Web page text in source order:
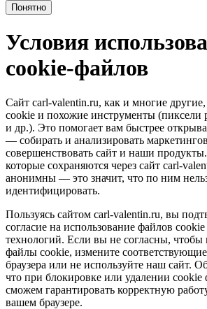
Понятно
Условия
cookie-файлов
Сайт carl-valentin.ru, как и многие
cookie и похожие инструменты (пиксели
и др.). Это помогает вам быстрее
— собирать и анализировать
совершенствовать сайт и наши
которые сохраняются через сайт carl-
анонимны — это значит, что по ним
идентифицировать.
Пользуясь сайтом carl-valentin.ru, вы
согласие на использование файлов
технологий. Если вы не согласны, чтобы
файлы cookie, измените
браузера или не используйте наш сайт.
что при блокировке или удалении
сможем гарантировать корректную
вашем браузере.